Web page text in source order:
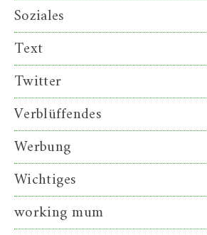
Soziales
Text
Twitter
Verblüffendes
Werbung
Wichtiges
working mum